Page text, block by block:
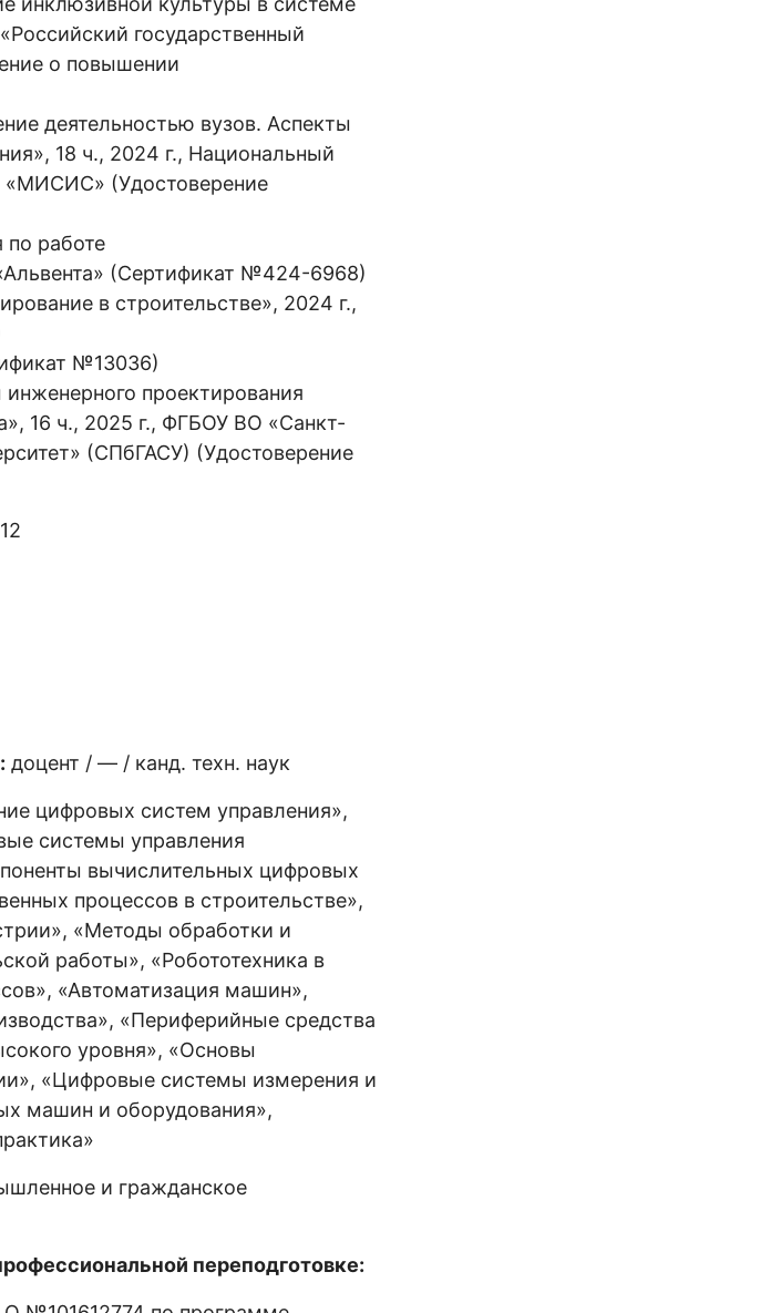
государственный
о повышении
деятельностью вузов. Аспекты
18 ч., 2024 г., Национальный
«МИСИС» (Удостоверение
работе
(Сертификат №424-6968)
в строительстве», 2024 г.,
№13036)
проектирования
16 ч., 2025 г., ФГБОУ ВО «Санкт-
(СПбГАСУ) (Удостоверение
доцент / — / канд. техн. наук
цифровых систем управления»,
системы управления
вычислительных цифровых
процессов в строительстве»,
«Методы обработки и
работы», «Робототехника в
«Автоматизация машин»,
«Периферийные средства
уровня», «Основы
«Цифровые системы измерения и
машин и оборудования»,
и гражданское
переподготовке: